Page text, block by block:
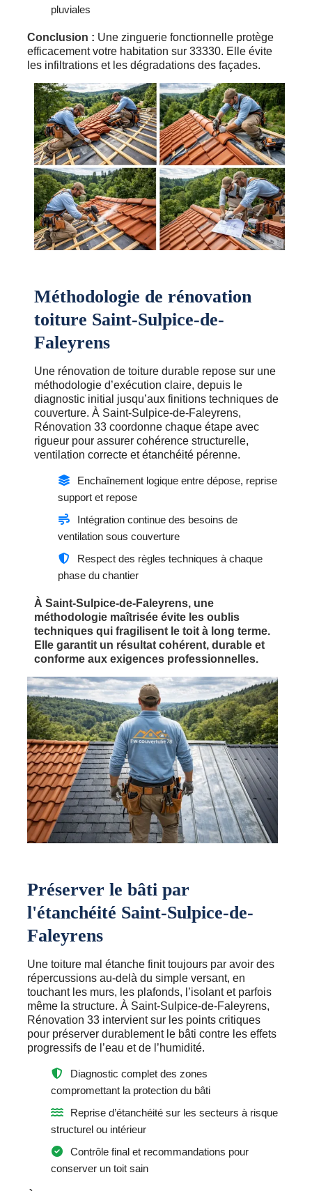
pluviales
Conclusion : Une zinguerie fonctionnelle protège
efficacement votre habitation sur 33330. Elle évite
les infiltrations et les dégradations des façades.
Méthodologie de rénovation
toiture Saint-Sulpice-de-
Faleyrens
Une rénovation de toiture durable repose sur une
méthodologie d’exécution claire, depuis le
diagnostic initial jusqu’aux finitions techniques de
couverture. À Saint-Sulpice-de-Faleyrens,
Rénovation 33 coordonne chaque étape avec
rigueur pour assurer cohérence structurelle,
ventilation correcte et étanchéité pérenne.
Enchaînement logique entre dépose, reprise
support et repose
Intégration continue des besoins de
ventilation sous couverture
Respect des règles techniques à chaque
phase du chantier
À Saint-Sulpice-de-Faleyrens, une
méthodologie maîtrisée évite les oublis
techniques qui fragilisent le toit à long terme.
Elle garantit un résultat cohérent, durable et
conforme aux exigences professionnelles.
Préserver le bâti par
l'étanchéité Saint-Sulpice-de-
Faleyrens
Une toiture mal étanche finit toujours par avoir des
répercussions au-delà du simple versant, en
touchant les murs, les plafonds, l’isolant et parfois
même la structure. À Saint-Sulpice-de-Faleyrens,
Rénovation 33 intervient sur les points critiques
pour préserver durablement le bâti contre les effets
progressifs de l’eau et de l’humidité.
Diagnostic complet des zones
compromettant la protection du bâti
Reprise d’étanchéité sur les secteurs à risque
structurel ou intérieur
Contrôle final et recommandations pour
conserver un toit sain